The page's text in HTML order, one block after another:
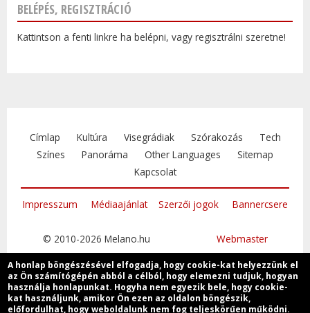
BELÉPÉS, REGISZTRÁCIÓ
Kattintson a fenti linkre ha belépni, vagy regisztrálni szeretne!
Címlap Kultúra Visegrádiak Szórakozás
Tech
Színes
Panoráma Other Languages
Sitemap
Kapcsolat
Impresszum Médiaajánlat Szerzői jogok Bannercsere
© 2010-2026 Melano.hu Webmaster
Csatlakozzon
A honlap böngészésével elfogadja, hogy cookie-kat helyezzünk el
az Ön számítógépén abból a célból, hogy elemezni tudjuk, hogyan
használja honlapunkat. Hogyha nem egyezik bele, hogy cookie-
kat használjunk, amikor Ön ezen az oldalon böngészik,
előfordulhat, hogy weboldalunk nem fog teljeskörűen működni.